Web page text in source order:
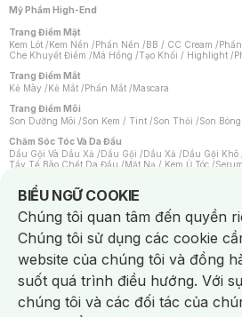
Mỹ Phẩm High-End
Trang Điểm Mặt
Kem Lót /Kem Nền /Phấn Nền /BB / CC Cream /
Che Khuyết Điểm /Má Hồng /Tạo Khối / Highlight /
Trang Điểm Mắt
Kẻ Mày /Kẻ Mắt /Phấn Mắt /Mascara
Trang Điểm Môi
Son Dưỡng Môi /Son Kem / Tint /Son Thỏi /Son Bóng
Chăm Sóc Tóc Và Da Đầu
Dầu Gội Và Dầu Xả /Dầu Gội /Dầu Xả /Dầu Gội Khô
Tẩy Tế Bào Chết Da Đầu /Mặt Nạ / Kem Ủ Tóc /
Máy Sấy Tóc
Lược
Kem Tẩy Lông/Dụng Cụ Tẩy Lông
Nước Hoa
Nước Hoa Nam Nước Hoa Cao Cấp
Nước Hoa Vùng Kín
Chăm Sóc Cá Nhân
Chống Muỗi
Khẩu Trang Máy Massage Mặt Nạ
Sản Phẩm Chăm Sóc Khác/ Bàn Chải Đánh Răng /
BIỂU NGỮ COOKIE
Notice about cookies usage
Chúng tôi quan tâm đến quyền
Chúng tôi sử dụng các cookie
website của chúng tôi và đồng
suốt quá trình điều hướng. Với
chúng tôi và các đối tác của